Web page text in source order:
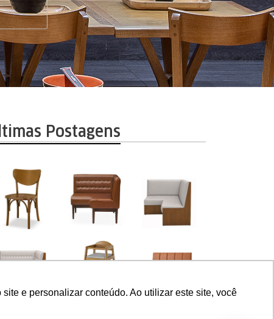
e personalizar conteúdo. Ao utilizar este site, você
Postagens